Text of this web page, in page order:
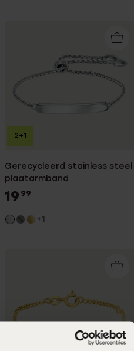
Gerecycleerd stainless steel
plaatarmband
19 99
+1
2+1